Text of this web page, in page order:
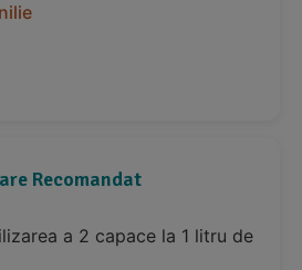
Recomandat
a 2 capace la 1 litru de